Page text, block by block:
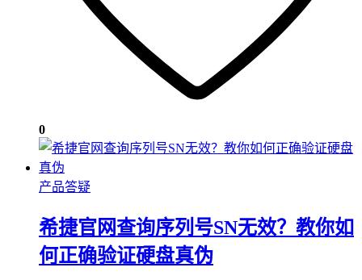
0
产品答疑
希捷官网查询序列号SN无效？教你如
何正确验证硬盘真伪